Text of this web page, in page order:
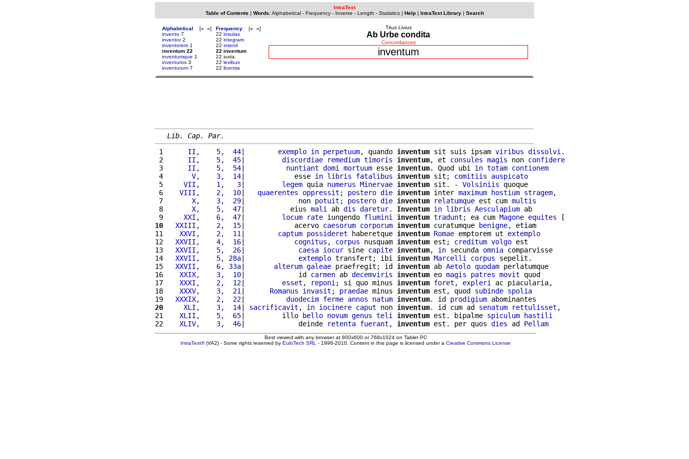
IntraText
Table of Contents | Words: Alphabetical- Frequency- Inverse - Length - Statistics| Help| IntraText Library| Search
Alphabetical [« »]
invento 7
inventor2
inventorem 1
inventum 22
inventumque 1
inventuros 3
inventurum 7
Frequency [« »]
22 insulas
22 integram
22 intenti
22 inventum
22 iuxta
22 levibus
22 licentia
Titus Livius
Ab Urbe condita
Concordances
inventum
Lib. Cap. Par.
1
     II,    5,  44
| exemplo in perpetuum, quando inventum sit suis ipsam viribus dissolvi .
2
     II,    5,  45
| discordiae remedium timoris inventum, et consules magis non confidere
3
     II,    5,  54
| nuntiant domi mortuum esse inventum. Quod ubi in totam contionem
4
      V,    3,  14
|            esse in libris fatalibus inventum sit; comitiis
auspicato
5
    VII,    1,   3
| legem quia numerus Minervae inventum sit. - Volsiniis quoque
6
   VIII,    2,  10
| quaerentes oppressit ; postero die inventum inter maximum hostium stragem,
7
      X,    3,  29
|             non potuit ; postero die inventum relatumque est cum multis
8
      X,    5,  47
|           eius mali ab dis daretur. Inventum in libris Aesculapium ab
9
    XXI,    6,  47
| locum rate iungendo flumini inventum tradunt ; ea cum Magone equites
10
  XXIII,    2,  15
|            acervo caesorum corporum inventum curatumque benigne, etiam
11
   XXVI,    2,  11
| captum possideret haberetque inventum Romae emptorem ut extemplo
12
  XXVII,    4,  16
| cognitus , corpus nusquam inventum est; creditum volgo est
13
  XXVII,    5,  26
| caesa iocur sine capite inventum, in secunda omnia comparvisse
14
  XXVII,    5, 28a
| extemplo transfert; ibi inventum Marcelli corpus sepelit.
15
  XXVII,    6, 33a
| alterum galeae praefregit; id inventum ab Aetolo quodam perlatumque
16
   XXIX,    3,  10
|             id carmen ab decemviris inventum eo magis patres movit quod
17
   XXXI,    2,  12
| esset , reponi ; si quo minus inventum foret , expleri
ac piacularia,
18
   XXXV,    3,  21
| Romanus invasit ; praedae minus inventum est, quod subinde spolia
19
  XXXIX,    2,  22
| duodecim ferme annos natum inventum. id prodigium
20
    XLI,    3,  14
| sacrificavit , in iocinere caput non inventum. id cum ad senatum rettulisset ,
21
   XLII,    5,  65
|         illo bello novum genus teli inventum est. bipalme spiculum hastili
22
   XLIV,    3,  46
|             deinde retenta fuerant , inventum est. per quos dies ad Pellam
Best viewed with any browser at 800x600 or 768x1024 on Tablet PC
IntraText®(VA2) - Some rights reserved by EuloTech SRL - 1996-2010. Content in this page is licensed under a Creative Commons License